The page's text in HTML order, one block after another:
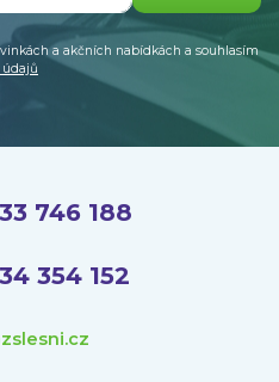
a akčních nabídkách a souhlasím
údajů
746 188
354 152